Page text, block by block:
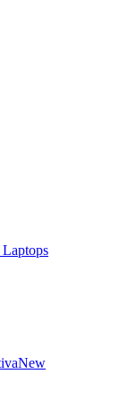
New